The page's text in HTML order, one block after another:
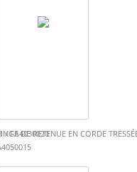
/ FA4030020
DE RETENUE EN CORDE